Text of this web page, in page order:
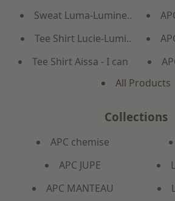
Sweat Luma-Lumineuse-Gris
Tee Shirt Lucie-Lumineuse
Tee Shirt Aissa - I can
All Products
Collections
APC chemise
APC JUPE
APC MANTEAU